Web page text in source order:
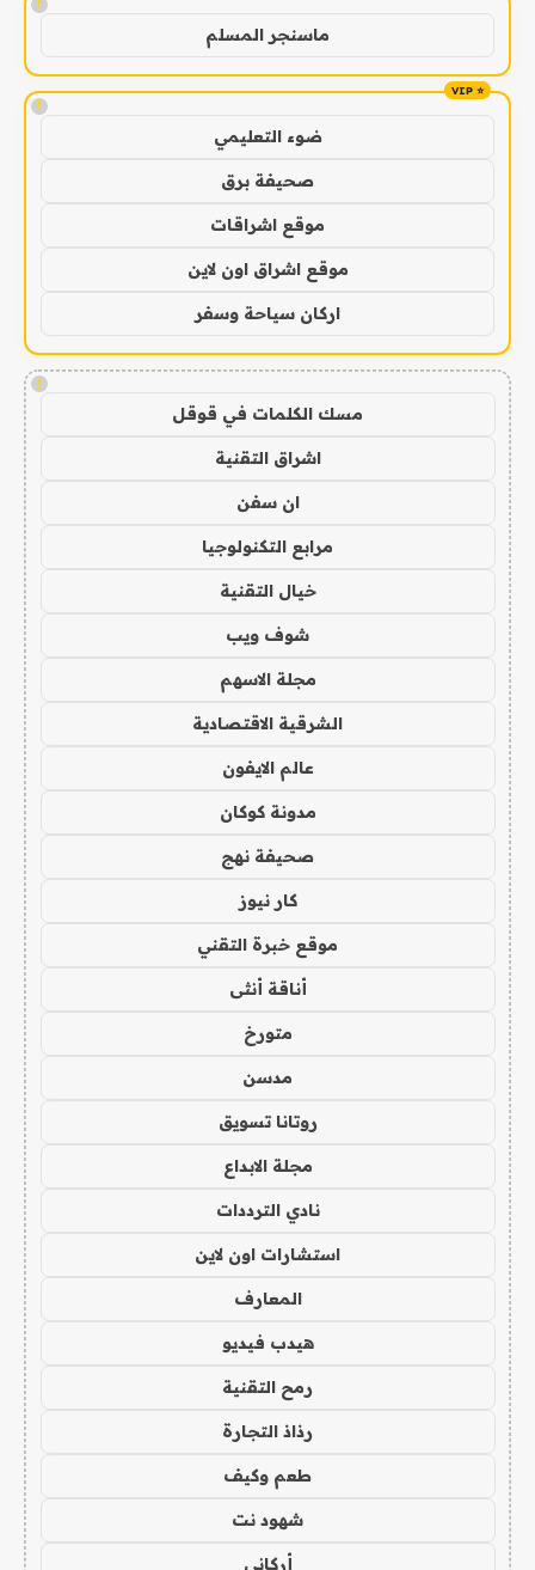
!
ماسنجر المسلم
!
ضوء التعليمي
صحيفة برق
موقع اشراقات
موقع اشراق اون لاين
اركان سياحة وسفر
!
مسك الكلمات في قوقل
اشراق التقنية
ان سفن
مرابع التكنولوجيا
خيال التقنية
شوف ويب
مجلة الاسهم
الشرقية الاقتصادية
عالم الايفون
مدونة كوكان
صحيفة نهج
كار نيوز
موقع خبرة التقني
أناقة أنثى
متورخ
مدسن
روتانا تسويق
مجلة الابداع
نادي الترددات
استشارات اون لاين
المعارف
هيدب فيديو
رمح التقنية
رذاذ التجارة
طعم وكيف
شهود نت
أركاني